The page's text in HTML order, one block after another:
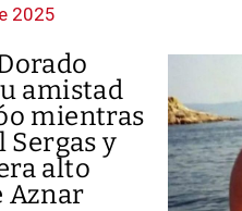
2025
amistad
mientras
Sergas y
alto
Aznar